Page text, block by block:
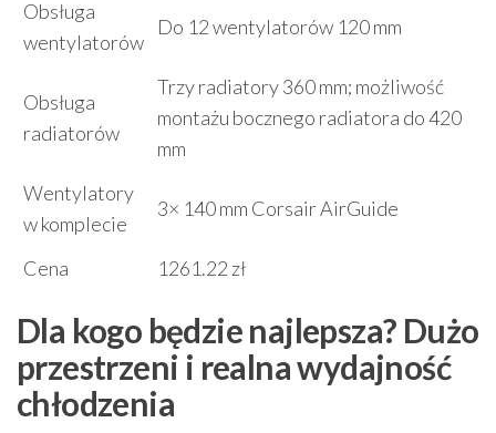
Obsługa
wentylatorów
Do 12 wentylatorów 120 mm
Obsługa
radiatorów
Trzy radiatory 360 mm; możliwość
montażu bocznego radiatora do 420
mm
Wentylatory
w komplecie
3× 140 mm Corsair AirGuide
Cena 1261.22 zł
Dla kogo będzie najlepsza? Dużo
przestrzeni i realna wydajność
chłodzenia